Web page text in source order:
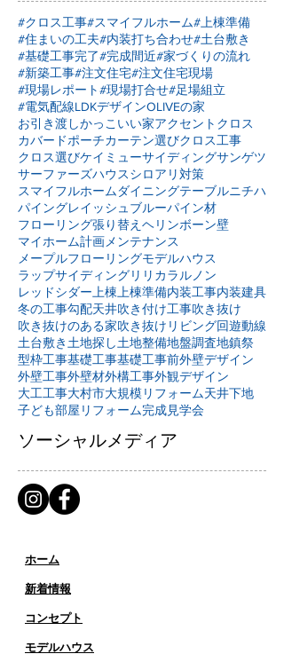
#クロス工事#スマイフルホーム#上棟準備
#住まいの工夫#内装打ち合わせ#土台敷き
#基礎工事完了#完成間近#家づくりの流れ
#新築工事#注文住宅#注文住宅現場
#現場レポート#現場打合せ#足場組立
#電気配線LDKデザインOLIVEの家
お引き渡しかっこいい家アクセントクロス
カバードポーチカーテン選びクロス工事
クロス選びケイミューサイディングサンゲツ
サーファーズハウスシロアリ対策
スマイフルホームダイニングテーブルニチハ
パイングレイッシュブルーパイン材
フローリング張り替え ヘリンボーン壁
マイホーム計画 メンテナンス
メープルフローリングモデルハウス
ラップサイディングリリカラ ルノン
レッドシダー 上棟 上棟準備内装工事内装建具
冬の工事勾配天井吹き付け工事吹き抜け
吹き抜けのある家吹き抜けリビング回遊動線
土台敷き 土地探し土地整備地盤調査地鎮祭
型枠工事基礎工事基礎工事前外壁デザイン
外壁工事外壁材外構工事外観デザイン
大工工事大村市大規模リフォーム天井下地
子ども部屋リフォーム完成見学会
ソーシャルメディア
ホーム
新着情報
コンセプト
​​モデルハウス